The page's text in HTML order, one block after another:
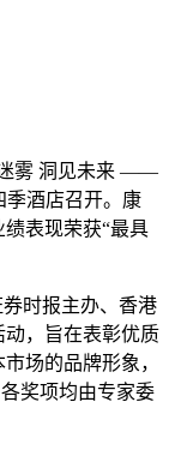
迷雾 洞见未来 ——
季酒店召开。康
表现荣获“最具
时报主办、香港
，旨在表彰优质
场的品牌形象，
奖项均由专家委